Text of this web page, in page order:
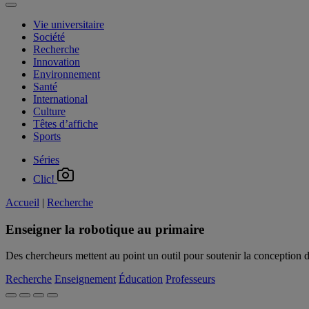
Vie universitaire
Société
Recherche
Innovation
Environnement
Santé
International
Culture
Têtes d’affiche
Sports
Séries
Clic!
Accueil | Recherche
Enseigner la robotique au primaire
Des chercheurs mettent au point un outil pour soutenir la conception
Recherche Enseignement Éducation Professeurs